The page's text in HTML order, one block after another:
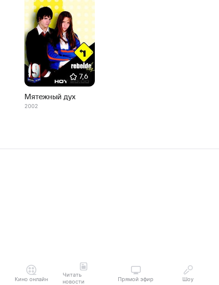
7,6
Мятежный дух
2002
Кино онлайн
Читать
новости
Прямой эфир Шоу